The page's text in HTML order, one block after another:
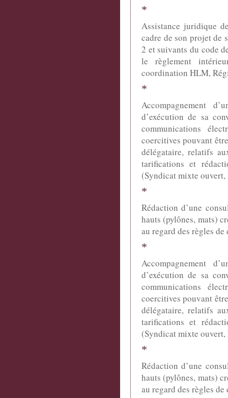
*
Assistance juridique
cadre de son projet de
2 et suivants du code
le règlement
coordination HLM,
*
Accompagnement
d’exécution de sa
communications
coercitives pouvant
délégataire, relatifs
tarifications et
(Syndicat mixte ouvert,
*
Rédaction d’une
hauts (pylônes, mats)
au regard des règles
*
Accompagnement
d’exécution de sa
communications
coercitives pouvant
délégataire, relatifs
tarifications et
(Syndicat mixte ouvert,
*
Rédaction d’une
hauts (pylônes, mats)
au regard des règles